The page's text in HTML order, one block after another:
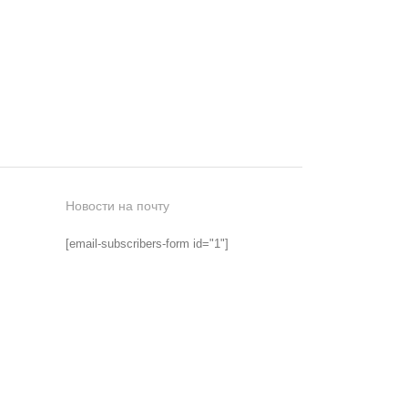
Новости на почту
[email-subscribers-form id="1"]